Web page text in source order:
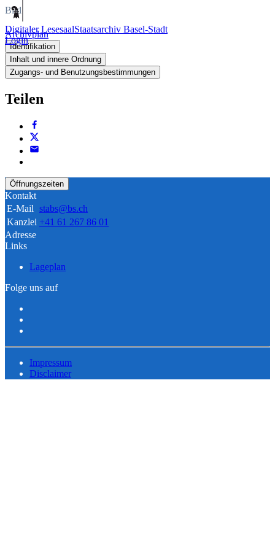
Digitaler LesesaalStaatsarchiv Basel-Stadt
Login
Bild
Archivplan
Identifikation
Inhalt und innere Ordnung
Zugangs- und Benutzungsbestimmungen
Teilen
Öffnungszeiten
Kontakt
E-Mail stabs@bs.ch
Kanzlei +41 61 267 86 01
Adresse
Links
Lageplan
Folge uns auf
Impressum
Disclaimer